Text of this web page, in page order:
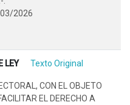
2026
LEY Texto Original
CON EL OBJETO
EL DERECHO A